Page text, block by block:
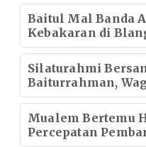
Baitul Mal Banda
Kebakaran di
Mendapat
Silaturahmi
Baiturrahman,
Sinergi dengan
Mualem Bertemu
Percepatan